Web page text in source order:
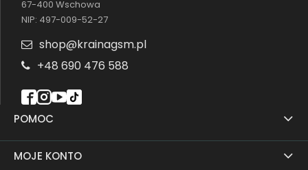
POMOC
MOJE KONTO
67-400 Wschowa
NIP: 497-009-52-27
shop@krainagsm.pl
+48 690 476 588